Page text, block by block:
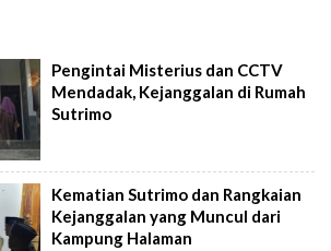
Pengintai Misterius dan CCTV
Mendadak, Kejanggalan di Rumah
Sutrimo
Kematian Sutrimo dan Rangkaian
Kejanggalan yang Muncul dari
Kampung Halaman